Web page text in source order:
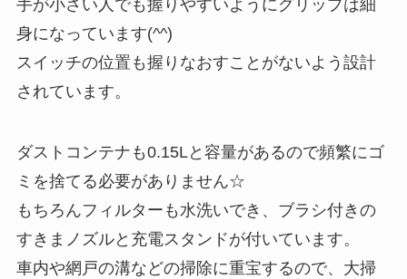
手が小さい人でも握りやすいようにグリップは細
身になっています(^^)
スイッチの位置も握りなおすことがないよう設計
されています。
ダストコンテナも0.15Lと容量があるので頻繁にゴ
ミを捨てる必要がありません☆
もちろんフィルターも水洗いでき、ブラシ付きの
すきまノズルと充電スタンドが付いています。
車内や網戸の溝などの掃除に重宝するので、大掃